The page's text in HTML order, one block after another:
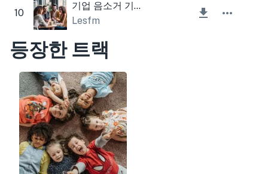
10
기업 음소거 기타 신선한
Lesfm
등장한 트랙